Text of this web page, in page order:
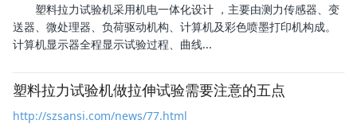
塑料拉力试验机采用机电一体化设计 ，主要由测力传感器、变
送器、微处理器、负荷驱动机构、计算机及彩色喷墨打印机构成。
计算机显示器全程显示试验过程、曲线...
塑料拉力试验机做拉伸试验需要注意的五点
http://szsansi.com/news/77.html